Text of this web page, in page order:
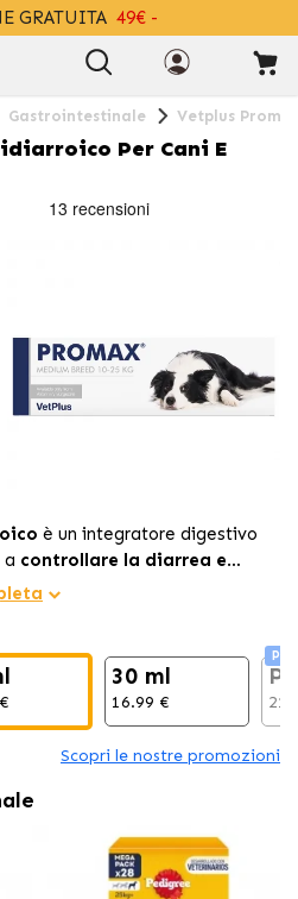
GRATUITA 49€ -
Gastrointestinale Vetplus
Per Cani E
è un integratore digestivo
a controllare la diarrea e
30 ml
16.99 €
Scopri le nostre promozioni